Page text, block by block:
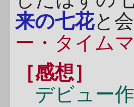
来の七花と
ー・タイム
［感想］
デビュー作